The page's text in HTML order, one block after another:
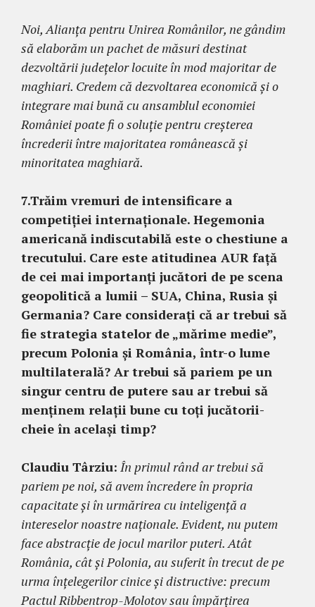
Noi, Alianța pentru Unirea Românilor, ne gândim
să elaborăm un pachet de măsuri destinat
dezvoltării județelor locuite în mod majoritar de
maghiari. Credem că dezvoltarea economică și o
integrare mai bună cu ansamblul economiei
României poate fi o soluție pentru creșterea
încrederii între majoritatea românească și
minoritatea maghiară.
7.Trăim vremuri de intensificare a
competiției internaționale. Hegemonia
americană indiscutabilă este o chestiune a
trecutului. Care este atitudinea AUR față
de cei mai importanți jucători de pe scena
geopolitică a lumii – SUA, China, Rusia și
Germania? Care considerați că ar trebui să
fie strategia statelor de „mărime medie”,
precum Polonia și România, într-o lume
multilaterală? Ar trebui să pariem pe un
singur centru de putere sau ar trebui să
menținem relații bune cu toți jucătorii-
cheie în același timp?
Claudiu Târziu: În primul rând ar trebui să
pariem pe noi, să avem încredere în propria
capacitate și în urmărirea cu inteligență a
intereselor noastre naționale. Evident, nu putem
face abstracție de jocul marilor puteri. Atât
România, cât și Polonia, au suferit în trecut de pe
urma înțelegerilor cinice și distructive: precum
Pactul Ribbentrop-Molotov sau împărțirea